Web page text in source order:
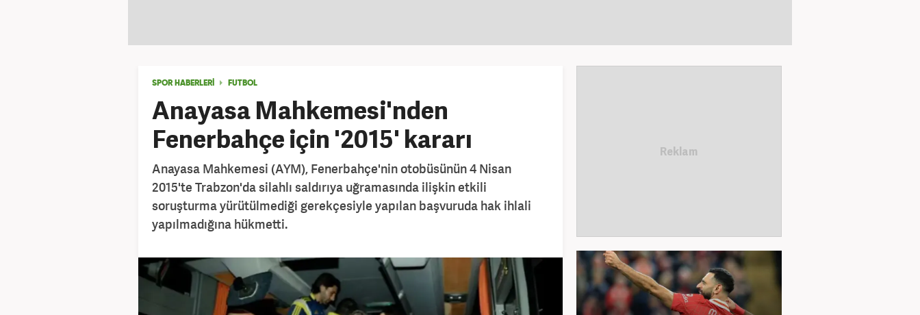
SPOR HABERLERİ FUTBOL
Anayasa Mahkemesi'nden
Fenerbahçe için '2015' kararı
Anayasa Mahkemesi (AYM), Fenerbahçe'nin otobüsünün 4 Nisan
2015'te Trabzon'da silahlı saldırıya uğramasında ilişkin etkili
soruşturma yürütülmediği gerekçesiyle yapılan başvuruda hak ihlali
yapılmadığına hükmetti.